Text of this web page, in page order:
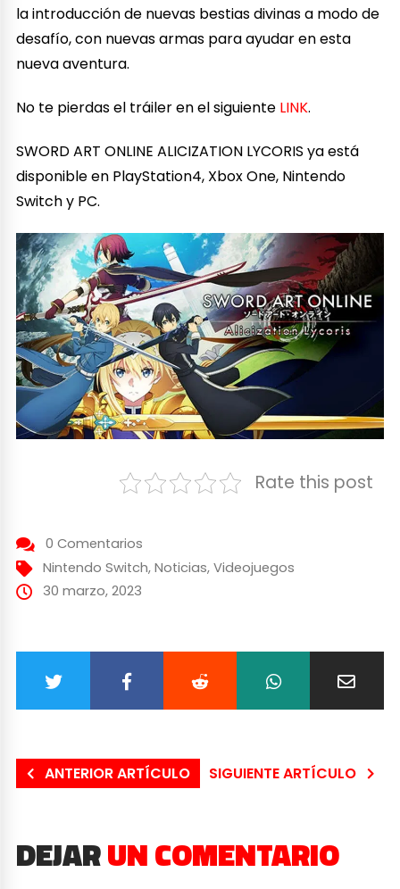
la introducción de nuevas bestias divinas a modo de
desafío, con nuevas armas para ayudar en esta
nueva aventura.
No te pierdas el tráiler en el siguiente LINK.
SWORD ART ONLINE ALICIZATION LYCORIS ya está
disponible en PlayStation4, Xbox One, Nintendo
Switch y PC.
Rate this post
0 Comentarios
Nintendo Switch, Noticias, Videojuegos
30 marzo, 2023
ANTERIOR ARTÍCULO SIGUIENTE ARTÍCULO
DEJARUN COMENTARIO